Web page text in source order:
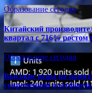
Образование сегодня
Китайский
квартал с 716%
Образование сегодня
Высокие цены на
современной